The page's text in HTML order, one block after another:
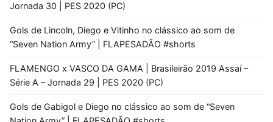
Jornada 30 | PES 2020 (PC)
Gols de Lincoln, Diego e Vitinho no clássico ao som de
“Seven Nation Army” | FLAPESADÃO #shorts
FLAMENGO x VASCO DA GAMA | Brasileirão 2019 Assaí –
Série A – Jornada 29 | PES 2020 (PC)
Gols de Gabigol e Diego no clássico ao som de “Seven